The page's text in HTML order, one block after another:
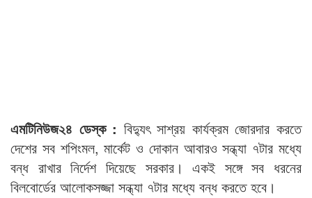
এমটিনিউজ২৪ ডেস্ক : বিদ্যুৎ সাশ্রয় কার্যক্রম জোরদার করতে
দেশের সব শপিংমল, মার্কেট ও দোকান আবারও সন্ধ্যা ৭টার মধ্যে
বন্ধ রাখার নির্দেশ দিয়েছে সরকার। একই সঙ্গে সব ধরনের
বিলবোর্ডের আলোকসজ্জা সন্ধ্যা ৭টার মধ্যে বন্ধ করতে হবে।